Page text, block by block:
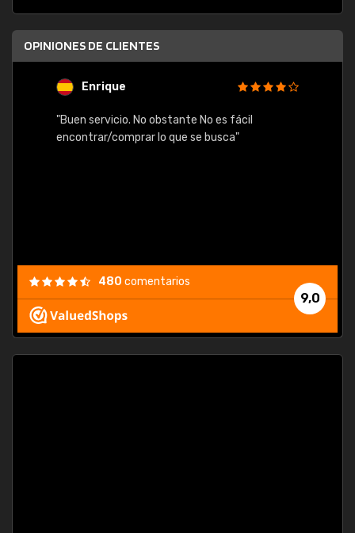
OPINIONES DE CLIENTES
Enrique
"Buen servicio. No obstante No es fácil
encontrar/comprar lo que se busca"
9,0
480 comentarios